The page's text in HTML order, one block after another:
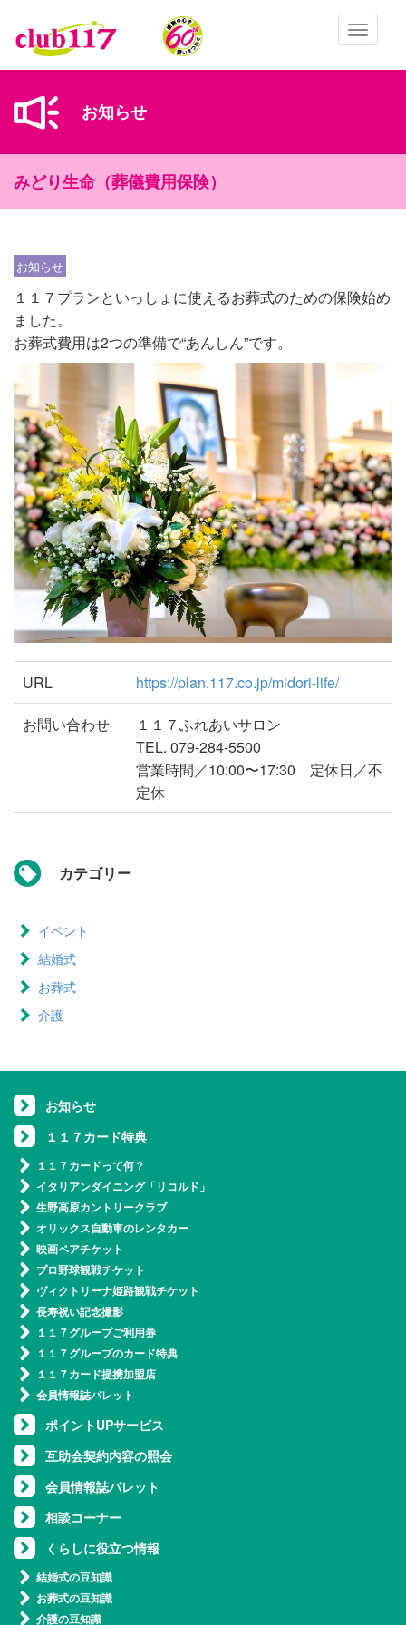
Toggle
お知らせ
みどり生命（葬儀費用保険）
お知らせ
１１７プランといっしょに使えるお葬式のための保険始め
ました。
お葬式費用は2つの準備で“あんしん”です。
URL
https://plan.117.co.jp/midori-life/
お問い合わせ
１１７ふれあいサロン
TEL. 079-284-5500
営業時間／10:00〜17:30 定休日／不
定休
カテゴリー
イベント
結婚式
お葬式
介護
お知らせ
１１７カード特典
１１７カードって何？
イタリアンダイニング「リコルド」
生野高原カントリークラブ
オリックス自動車のレンタカー
映画ペアチケット
プロ野球観戦チケット
ヴィクトリーナ姫路観戦チケット
長寿祝い記念撮影
１１７グループご利用券
１１７グループのカード特典
１１７カード提携加盟店
会員情報誌パレット
ポイントUPサービス
互助会契約内容の照会
会員情報誌パレット
相談コーナー
くらしに役立つ情報
結婚式の豆知識
お葬式の豆知識
介護の豆知識